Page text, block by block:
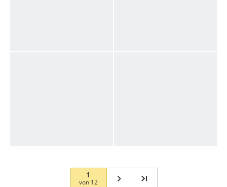
1
von 12